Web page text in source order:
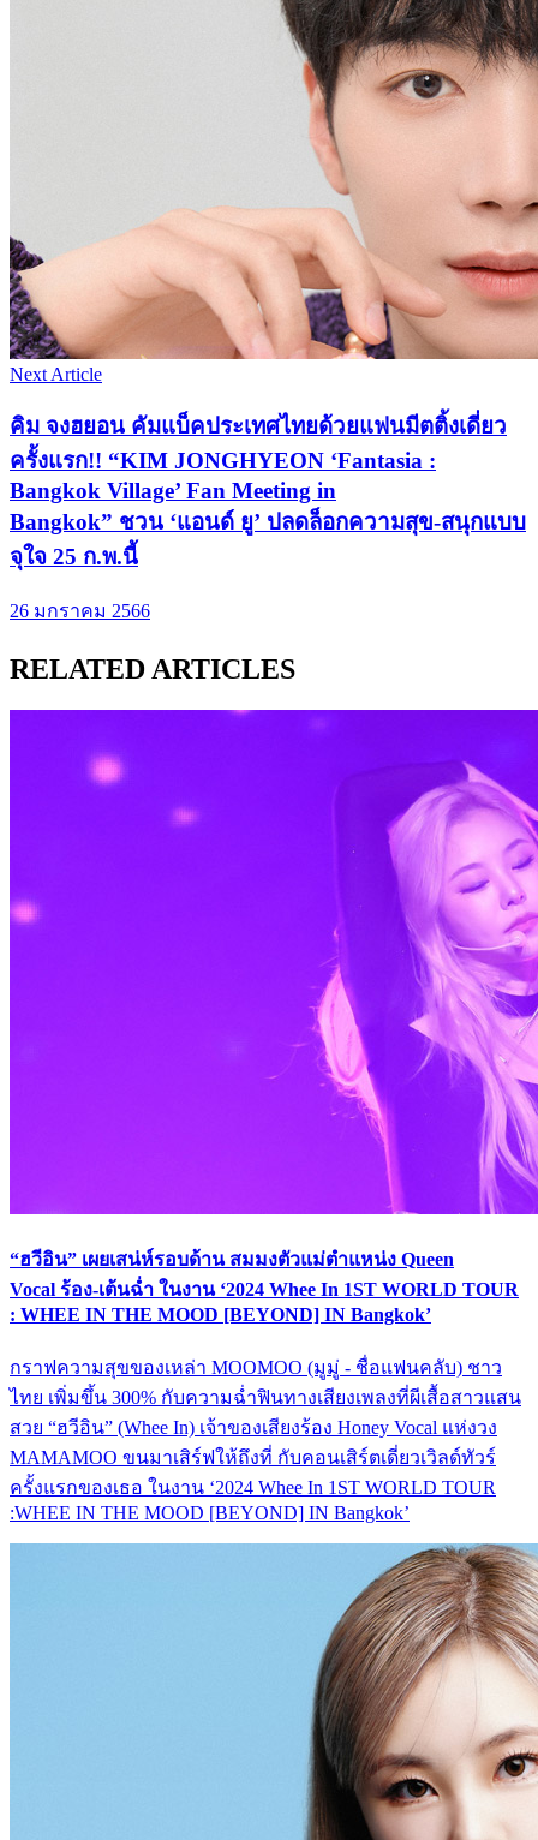
Next Article
คิม จงฮยอน คัมแบ็คประเทศไทยด้วยแฟนมีตติ้งเดี่ยว
ครั้งแรก!! “KIM JONGHYEON ‘Fantasia :
Bangkok Village’ Fan Meeting in
Bangkok” ชวน ‘แอนด์ ยู’ ปลดล็อกความสุข-สนุกแบบ
จุใจ 25 ก.พ.นี้
26 มกราคม 2566
RELATED ARTICLES
“ฮวีอิน” เผยเสน่ห์รอบด้าน สมมงตัวแม่ตำแหน่ง Queen
Vocal ร้อง-เต้นฉ่ำ ในงาน ‘2024 Whee In 1ST WORLD TOUR
: WHEE IN THE MOOD [BEYOND] IN Bangkok’
กราฟความสุขของเหล่า MOOMOO (มูมู่ - ชื่อแฟนคลับ) ชาว
ไทย เพิ่มขึ้น 300% กับความฉ่ำฟินทางเสียงเพลงที่ผีเสื้อสาวแสน
สวย “ฮวีอิน” (Whee In) เจ้าของเสียงร้อง Honey Vocal แห่งวง
MAMAMOO ขนมาเสิร์ฟให้ถึงที่ กับคอนเสิร์ตเดี่ยวเวิลด์ทัวร์
ครั้งแรกของเธอ ในงาน ‘2024 Whee In 1ST WORLD TOUR
:WHEE IN THE MOOD [BEYOND] IN Bangkok’